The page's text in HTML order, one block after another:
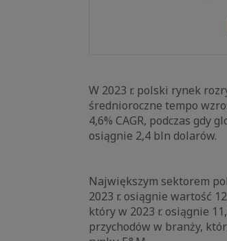
W 2023 r. polski rynek
średnioroczne tempo
4,6% CAGR, podczas gdy
osiągnie 2,4 bln dolarów.
Największym sektorem
2023 r. osiągnie wartość
który w 2023 r. osiągnie
przychodów w branży,